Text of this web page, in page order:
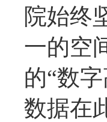
院始终
一的空
的“数
数据在